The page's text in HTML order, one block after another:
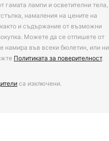
гамата лампи и осветителни тела,
намаления на цените на
и съдържание от възможни
Можете да се отпишете от
намира във всеки бюлетин, или ни
Политиката за поверителност.
са изключени.